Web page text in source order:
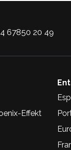
67850 20 49
Effekt